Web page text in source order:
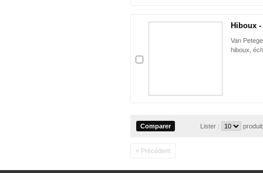
Hiboux
Van
hiboux,
Lister :
« Précédent